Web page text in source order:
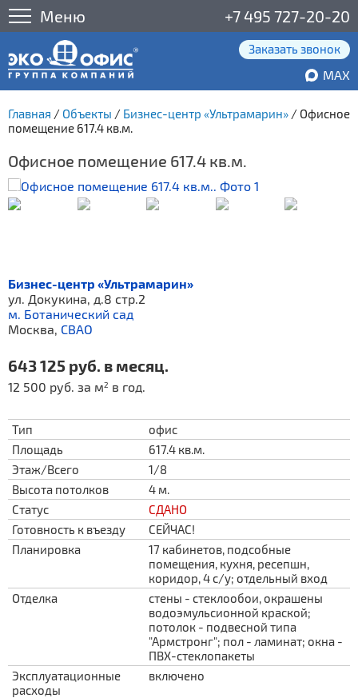
Меню +7 495 727-20-20
Заказать звонок
MAX
Главная / Объекты / Бизнес-центр «Ультрамарин» / Офисное
помещение 617.4 кв.м.
Офисное помещение 617.4 кв.м.
Бизнес-центр «Ультрамарин»
ул. Докукина, д.8 стр.2
м. Ботанический сад
Москва, СВАО
643 125 руб. в месяц.
12 500 руб. за м2 в год.
Тип
офис
Площадь
617.4 кв.м.
Этаж/Всего
1/8
Высота потолков
4 м.
Статус
СДАНО
Готовность к въезду
СЕЙЧАС!
Планировка
17 кабинетов, подсобные
помещения, кухня, ресепшн,
коридор, 4 с/у; отдельный вход
Отделка
стены - стеклообои, окрашены
водоэмульсионной краской;
потолок - подвесной типа
"Армстронг"; пол - ламинат; окна -
ПВХ-стеклопакеты
Эксплуатационные
расходы
включено